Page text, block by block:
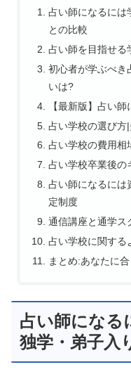
占い師になるには
との比較
占い師を目指せる
初心者が学ぶべき
いは?
【最新版】占い
占い学校の選び方
占い学校の費用相
占い学校卒業後の
占い師になるには
定制度
通信講座と通学ス
占い学校に関する
まとめ:あなたに
占い師になる
独学・弟子入